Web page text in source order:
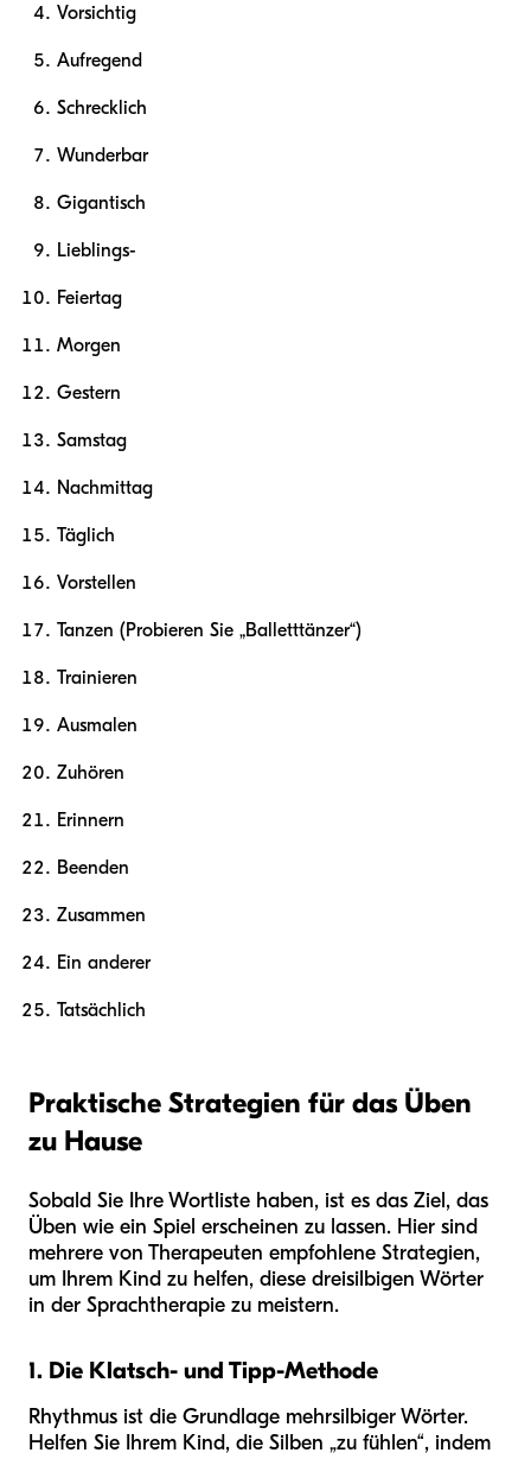
Vorsichtig
Aufregend
Schrecklich
Wunderbar
Gigantisch
Lieblings-
Feiertag
Morgen
Gestern
Samstag
Nachmittag
Täglich
Vorstellen
Tanzen (Probieren Sie „Balletttänzer“)
Trainieren
Ausmalen
Zuhören
Erinnern
Beenden
Zusammen
Ein anderer
Tatsächlich
Praktische Strategien für das Üben
zu Hause
Sobald Sie Ihre Wortliste haben, ist es das Ziel, das
Üben wie ein Spiel erscheinen zu lassen. Hier sind
mehrere von Therapeuten empfohlene Strategien,
um Ihrem Kind zu helfen, diese dreisilbigen Wörter
in der Sprachtherapie zu meistern.
1. Die Klatsch- und Tipp-Methode
Rhythmus ist die Grundlage mehrsilbiger Wörter.
Helfen Sie Ihrem Kind, die Silben „zu fühlen“, indem